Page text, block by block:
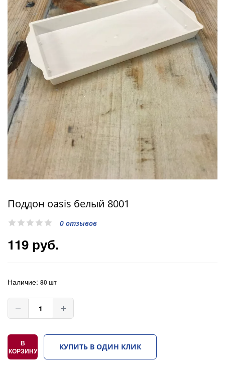
Поддон oasis белый 8001
0 отзывов
119 руб.
Наличие: 80 шт
В
КОРЗИНУ
КУПИТЬ В ОДИН КЛИК